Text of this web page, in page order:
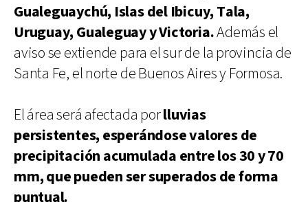
Gualeguaychú, Islas del Ibicuy, Tala,
Uruguay, Gualeguay y Victoria.Además el
aviso se extiende para el sur de la provincia de
Santa Fe, el norte de Buenos Aires y Formosa.
El área será afectada porlluvias
persistentes, esperándose valores de
precipitación acumulada entre los 30 y 70
mm, que pueden ser superados de forma
puntual.